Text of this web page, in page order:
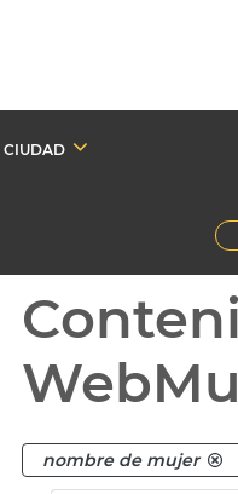
CIUDAD
nombre de mujer